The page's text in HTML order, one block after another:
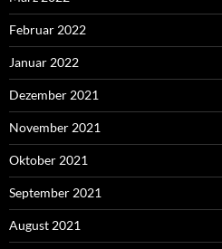
Februar 2022
Januar 2022
Dezember 2021
November 2021
Oktober 2021
September 2021
August 2021